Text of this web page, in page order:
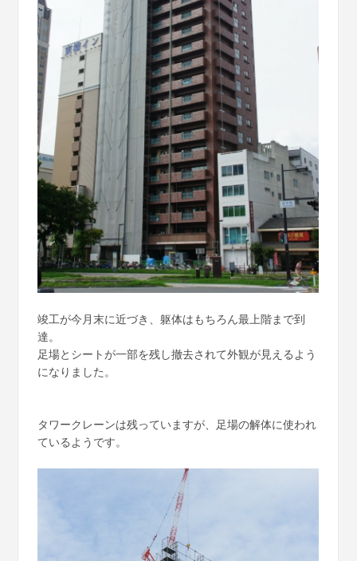
竣工が今月末に近づき、躯体はもちろん最上階まで到
達。
足場とシートが一部を残し撤去されて外観が見えるよう
になりました。
タワークレーンは残っていますが、足場の解体に使われ
ているようです。